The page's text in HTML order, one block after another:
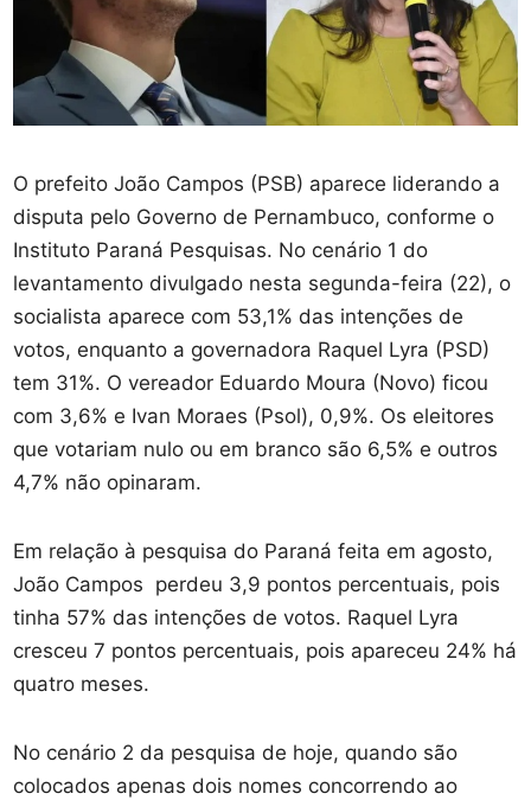
O prefeito João Campos (PSB) aparece liderando a
disputa pelo Governo de Pernambuco, conforme o
Instituto Paraná Pesquisas. No cenário 1 do
levantamento divulgado nesta segunda-feira (22), o
socialista aparece com 53,1% das intenções de
votos, enquanto a governadora Raquel Lyra (PSD)
tem 31%. O vereador Eduardo Moura (Novo) ficou
com 3,6% e Ivan Moraes (Psol), 0,9%. Os eleitores
que votariam nulo ou em branco são 6,5% e outros
4,7% não opinaram.
Em relação à pesquisa do Paraná feita em agosto,
João Campos perdeu 3,9 pontos percentuais, pois
tinha 57% das intenções de votos. Raquel Lyra
cresceu 7 pontos percentuais, pois apareceu 24% há
quatro meses.
No cenário 2 da pesquisa de hoje, quando são
colocados apenas dois nomes concorrendo ao